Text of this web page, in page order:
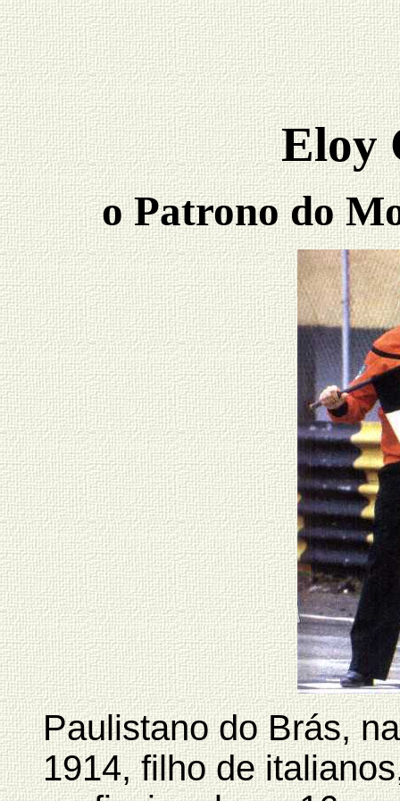
Eloy
o Patrono do
Paulistano do Brás,
1914, filho de